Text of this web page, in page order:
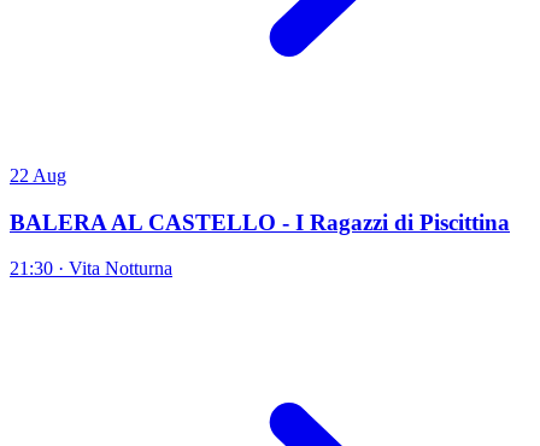
22 Aug
BALERA AL CASTELLO - I Ragazzi di Piscittina
21:30 · Vita Notturna